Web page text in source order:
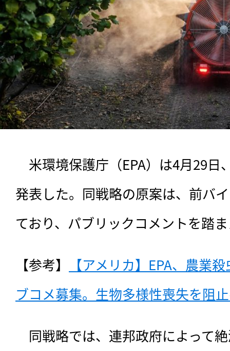
米環境保護庁（EPA）は4月29日
発表した。同戦略の原案は、前バ
ており、パブリックコメントを踏
【参考】
【アメリカ】EPA、農業
ブコメ募集。生物多様性喪失を阻
同戦略では、 連邦政府によって